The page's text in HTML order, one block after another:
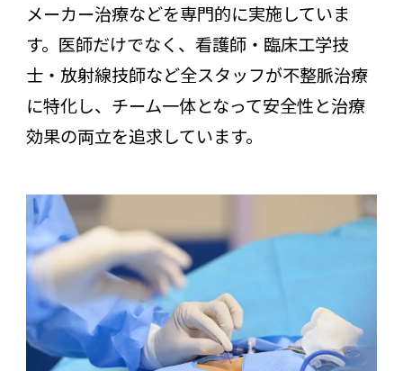
メーカー治療などを専門的に実施していま
す。医師だけでなく、看護師・臨床工学技
士・放射線技師など全スタッフが不整脈治療
に特化し、チーム一体となって安全性と治療
効果の両立を追求しています。